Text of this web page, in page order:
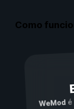
Como
WeModé